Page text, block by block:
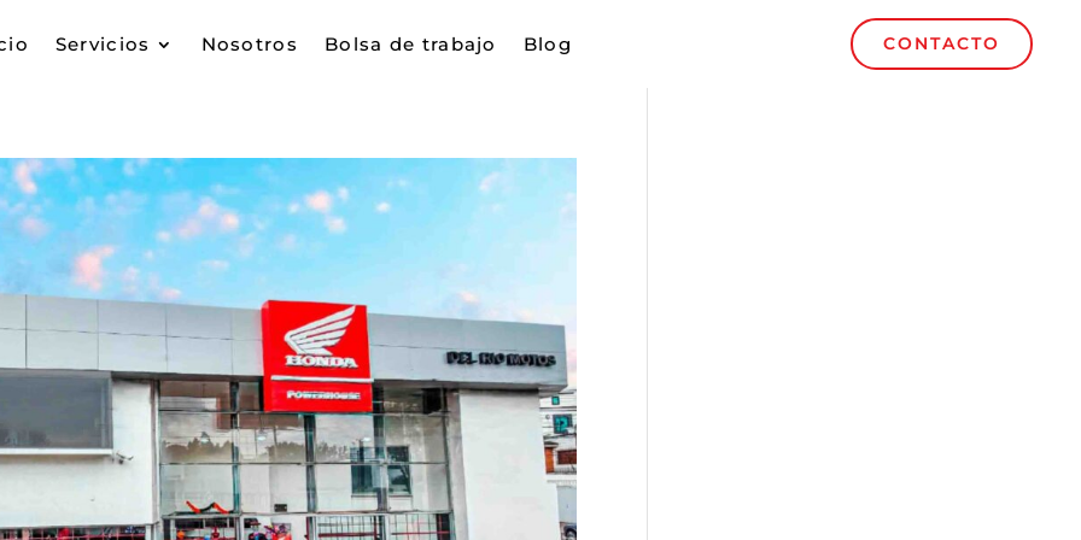
Servicios Nosotros Bolsa de trabajo Blog CONTACTO